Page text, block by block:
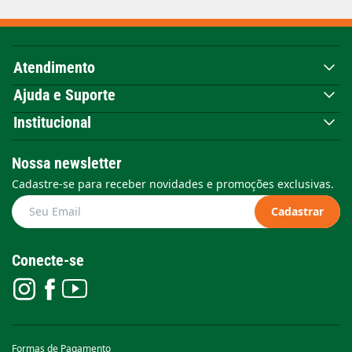
Atendimento
Ajuda e Suporte
Institucional
Nossa newsletter
Cadastre-se para receber novidades e promoções exclusivas.
Cadastrar
Conecte-se
Formas de Pagamento